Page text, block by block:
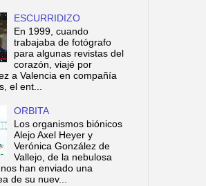
ESCURRIDIZO
En 1999, cuando
trabajaba de fotógrafo
para algunas revistas del
corazón, viajé por
a Valencia en compañía
el ent...
ORBITA
Los organismos biónicos
Alejo Axel Heyer y
Verónica González de
Vallejo, de la nebulosa
han enviado una
de su nuev...